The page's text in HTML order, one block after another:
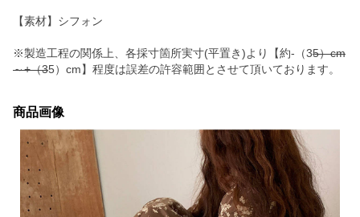
【素材】シフォン
※製造工程の関係上、各採寸箇所実寸(平置き)より【約-（35）cm
～+（35）cm】程度は誤差の許容範囲とさせて頂いております。
商品画像